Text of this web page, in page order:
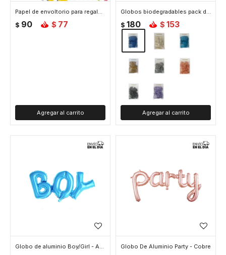
Papel de envoltorio para regalo 70 cm por 100 cm - Dinosaurio
$ 90 $ 77
Globos biodegradables pack de 25 unidades - Azul
$ 180 $ 153
Globo de aluminio Boy/Girl - Azul Globo De Aluminio Party - Cobre